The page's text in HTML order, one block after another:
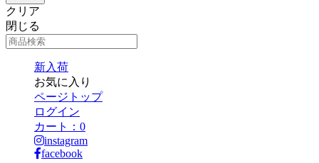
クリア
閉じる
新入荷
お気に入り
ページトップ
ログイン
カート： 0
instagram
facebook